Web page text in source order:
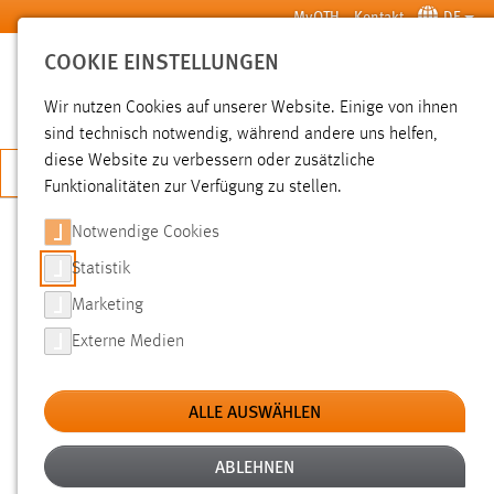
Zum Hauptinhalt springen MyOTH Kontakt DE
SUCHE
JETZT BEWERBEN
SUCHE
FILTER
Typ
Erstellungsdatum
COOKIE EINSTELLUNGEN
Wir nutzen Cookies auf unserer Website. Einige von ihnen
sind technisch notwendig, während andere uns helfen,
diese Website zu verbessern oder zusätzliche
Funktionalitäten zur Verfügung zu stellen.
Notwendige Cookies
Statistik
Marketing
Externe Medien
ALLE AUSWÄHLEN
ABLEHNEN